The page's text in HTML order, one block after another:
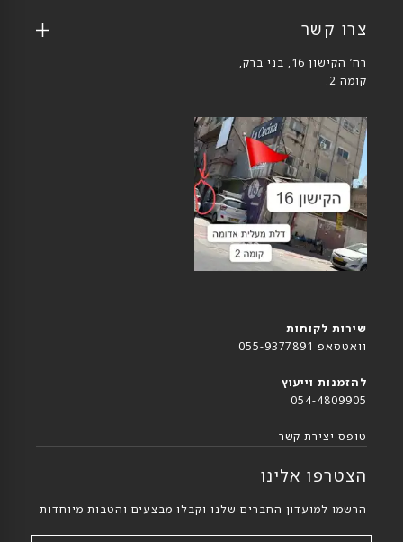
צרו קשר
רח’ הקישון 16, בני ברק,
קומה 2.
שירות לקוחות
וואטסאפ 055-9377891
להזמנות וייעוץ
054-4809905
טופס יצירת קשר
הצטרפו אלינו
הרשמו למועדון החברים שלנו וקבלו מבצעים והטבות מיוחדות